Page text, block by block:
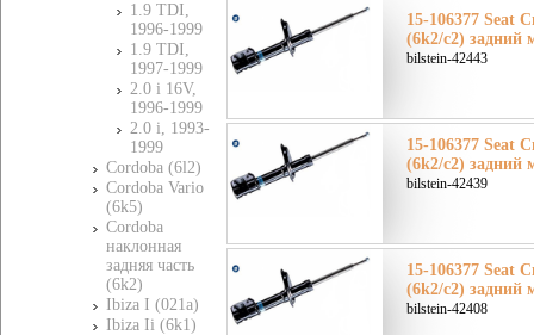
1.9 TDI,
1996-1999
1.9 TDI,
1997-1999
2.0 i 16V,
1996-1999
2.0 i, 1993-
1999
Cordoba (6l2)
Cordoba Vario
(6k5)
Cordoba
наклонная
задняя часть
(6k2)
Ibiza I (021a)
Ibiza Ii (6k1)
15-106377 Seat
(6k2/c2) задний
bilstein-42443
15-106377 Seat
(6k2/c2) задний
bilstein-42439
15-106377 Seat
(6k2/c2) задний
bilstein-42408